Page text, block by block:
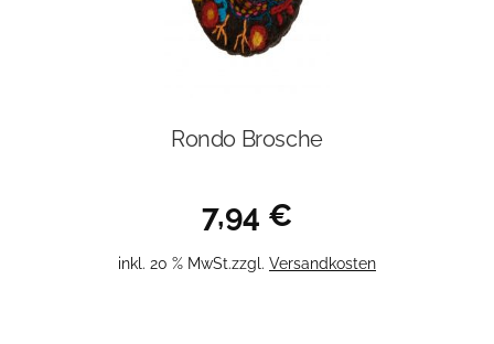
Rondo Brosche
7,94 €
inkl. 20 % MwSt.zzgl. Versandkosten